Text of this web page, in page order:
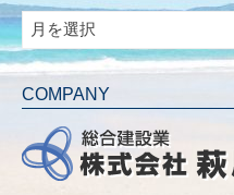
INFORMATION
COMPANY